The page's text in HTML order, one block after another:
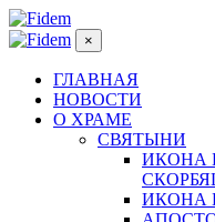
×
ГЛАВНАЯ
НОВОСТИ
О ХРАМЕ
СВЯТЫНИ
ИКОНА
ИКОНА